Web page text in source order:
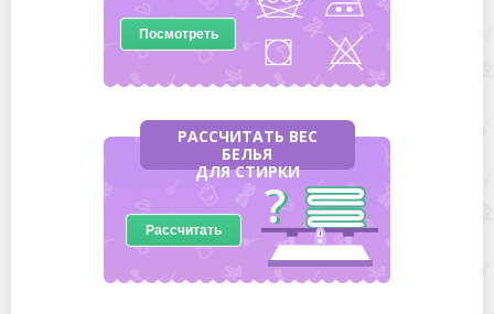
Посмотреть
РАССЧИТАТЬ ВЕС
БЕЛЬЯ
ДЛЯ СТИРКИ
Рассчитать